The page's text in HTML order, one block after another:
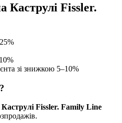
Каструлі Fissler.
зі знижкою 5–10%
Каструлі Fissler. Family Line